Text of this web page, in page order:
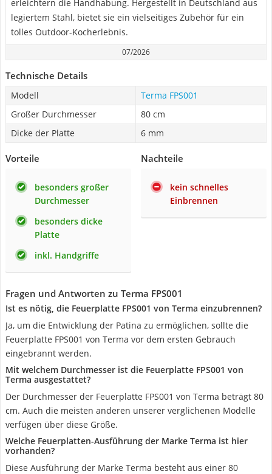
erleichtern die Handhabung. Hergestellt in Deutschland aus
legiertem Stahl, bietet sie ein vielseitiges Zubehör für ein
tolles Outdoor-Kocherlebnis.
07/2026
Technische Details
Modell
Terma ‎FPS001
Großer Durchmesser
80 cm
Dicke der Platte
6 mm
Vorteile
besonders großer
Durchmesser
besonders dicke
Platte
inkl. Handgriffe
Nachteile
kein schnelles
Einbrennen
Fragen und Antworten zu Terma ‎FPS001
Ist es nötig, die Feuerplatte FPS001 von Terma ‎einzubrennen?
Ja, um die Entwicklung der Patina zu ermöglichen, sollte die
Feuerplatte FPS001 von Terma vor dem ersten Gebrauch
eingebrannt werden.
Mit welchem Durchmesser ist die Feuerplatte FPS001 von
Terma ausgestattet?
Der Durchmesser der Feuerplatte FPS001 von Terma beträgt 80
cm. Auch die meisten anderen unserer verglichenen Modelle
verfügen über diese Größe.
Welche Feuerplatten-Ausführung der Marke Terma ist hier
vorhanden?
Diese Ausführung der Marke Terma besteht aus einer 80